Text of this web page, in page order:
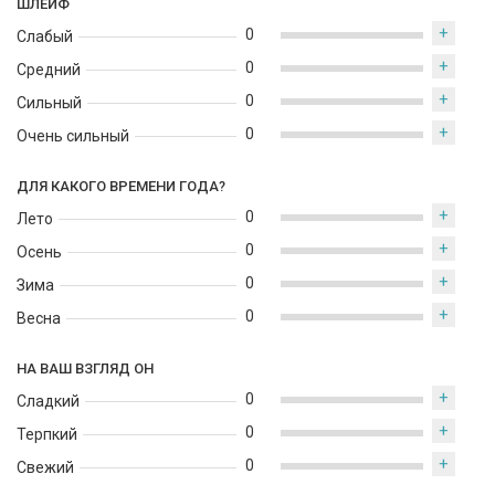
ШЛЕЙФ
Слабый
Средний
Сильный
Очень сильный
0 +
0 +
0 +
0 +
ДЛЯ КАКОГО ВРЕМЕНИ ГОДА?
Лето
Осень
Зима
Весна
0 +
0 +
0 +
0 +
НА ВАШ ВЗГЛЯД ОН
Сладкий
Терпкий
Свежий
0 +
0 +
0 +